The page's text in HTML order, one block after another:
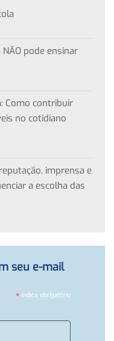
pode ensinar
Como contribuir
no cotidiano
imprensa e
a escolha das
seu e-mail
*indica obrigatório